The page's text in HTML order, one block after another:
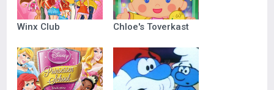
Winx Club Chloe's Toverkast